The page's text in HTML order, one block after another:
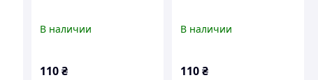
В наличии
110 ₴
В наличии
110₴